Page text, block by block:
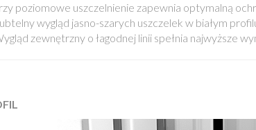
poziomowe uszczelnienie zapewnia optymalną
wygląd jasno-szarych uszczelek w białym
zewnętrzny o łagodnej linii spełnia najwyższe